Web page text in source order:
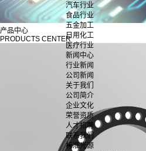
汽车行业
食品行业
五金加工
日用化工
医疗行业
新闻中心
行业新闻
公司新闻
关于我们
公司简介
企业文化
荣誉资质
人才招聘
联系我们
标准光源
产品中心
PRODUCTS CENTER